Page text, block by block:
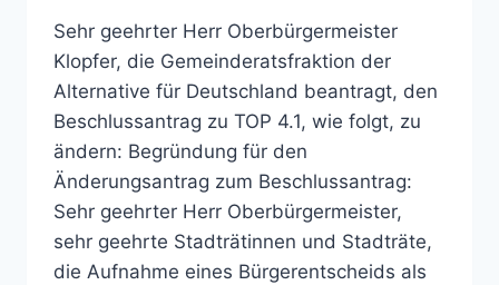
Sehr geehrter Herr Oberbürgermeister
Klopfer, die Gemeinderatsfraktion der
Alternative für Deutschland beantragt, den
Beschlussantrag zu TOP 4.1, wie folgt, zu
ändern: Begründung für den
Änderungsantrag zum Beschlussantrag:
Sehr geehrter Herr Oberbürgermeister,
sehr geehrte Stadträtinnen und Stadträte,
die Aufnahme eines Bürgerentscheids als